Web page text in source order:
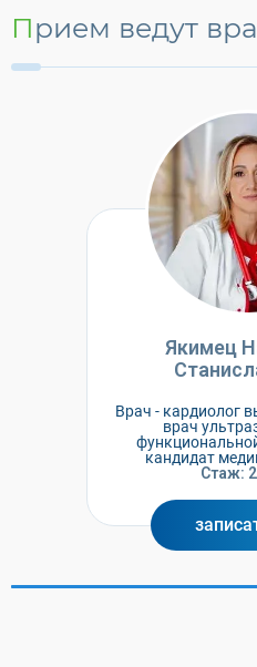
Прием ведут
Якимец
Врач - кардиолог
врач
кандидат
Стаж: